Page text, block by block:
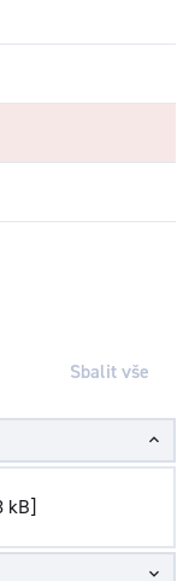
Sbalit vše
kB]